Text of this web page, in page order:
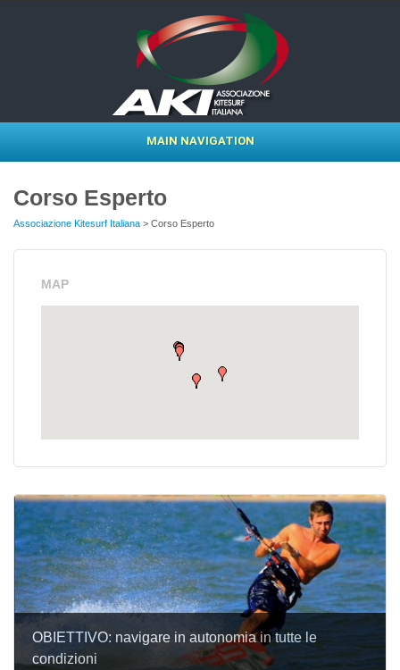
MAIN NAVIGATION
Corso Esperto
Associazione Kitesurf Italiana > Corso Esperto
MAP
OBIETTIVO: navigare in autonomia in tutte le
condizioni